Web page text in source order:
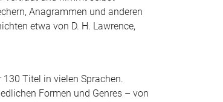
Anagrammen und anderen
etwa von D. H. Lawrence,
Titel in vielen Sprachen.
Formen und Genres – von